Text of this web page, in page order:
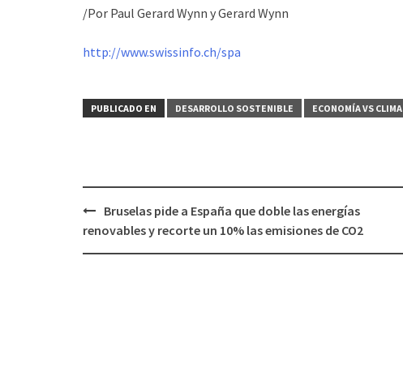
/Por Paul Gerard Wynn y Gerard Wynn
http://www.swissinfo.ch/spa
PUBLICADO EN DESARROLLO SOSTENIBLE ECONOMÍA VS CLIMA
Navegación
Bruselas pide a España que doble las energías
renovables y recorte un 10% las emisiones de CO2